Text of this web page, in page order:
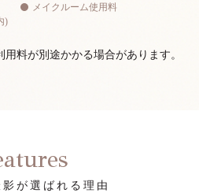
メイクルーム使用料
)
料が別途かかる場合があります。
が選ばれる理由